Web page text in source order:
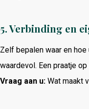
5.Verbinding en
Zelf bepalen waar en
waardevol. Een praatje
Vraag aan u: Wat maakt